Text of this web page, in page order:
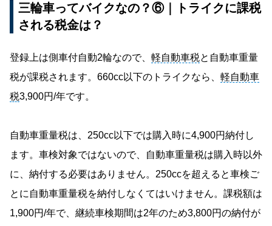
三輪車ってバイクなの？⑥｜トライクに課税
される税金は？
登録上は側車付自動2輪なので、 軽自動車税と自動車重量
税が課税されます。660cc以下のトライクなら、 軽自動車
税3,900円/年です。
自動車重量税は、250cc以下では購入時に4,900円納付し
ます。車検対象ではないので、自動車重量税は購入時以外
に、納付する必要はありません。250ccを超えると車検ご
とに自動車重量税を納付しなくてはいけません。課税額は
1,900円/年で、継続車検期間は2年のため3,800円の納付が